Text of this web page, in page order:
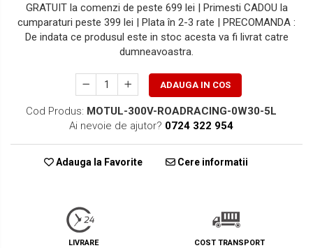
GRATUIT la comenzi de peste 699 lei | Primesti CADOU la
cumparaturi peste 399 lei | Plata în 2-3 rate | PRECOMANDA :
De indata ce produsul este in stoc acesta va fi livrat catre
dumneavoastra.
ADAUGA IN COS
Cod Produs: MOTUL-300V-ROADRACING-0W30-5L
Ai nevoie de ajutor? 0724 322 954
Adauga la Favorite Cere informatii
LIVRARE COST TRANSPORT